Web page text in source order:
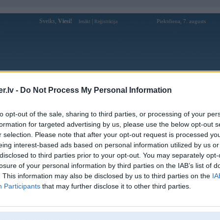
- Do Not Process My Personal Information
opt-out of the sale, sharing to third parties, or processing of your
for targeted advertising by us, please use the below opt-out
selection. Please note that after your opt-out request is processed
interest-based ads based on personal information utilized by us
to third parties prior to your opt-out. You may separately
of your personal information by third parties on the IAB’s list of
This information may also be disclosed by us to third parties on the
Participants that may further disclose it to other third parties.
Sveiks, Viesi! Ienākt Reģistrācija Piektdiena, 7. augusts
Forums Galerijas Reģistrācija Lietotāji
Lietotāja 28anetbr profils
Pēdējo reizi manīts: 14. Apr 2026, 19:36
Lietotājvārds:
28anetbr
Ziņojumi forumā:
0
[Pēdējie ziņojumi forumā]